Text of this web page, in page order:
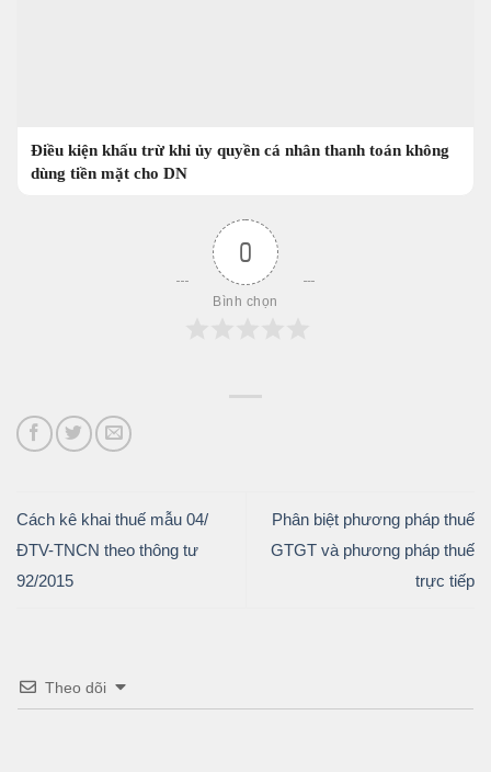
Điều kiện khấu trừ khi ủy quyền cá nhân thanh toán không
dùng tiền mặt cho DN
0
Bình chọn
Cách kê khai thuế mẫu 04/
ĐTV-TNCN theo thông tư
92/2015
Phân biệt phương pháp thuế
GTGT và phương pháp thuế
trực tiếp
Theo dõi